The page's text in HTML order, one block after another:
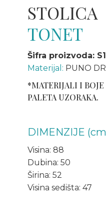
STOLICA
TONET
Šifra proizvoda:
Materijal: PUNO
*MATERIJALI I
PALETA UZORAKA.
DIMENZIJE
Visina: 88
Dubina: 50
Širina: 52
Visina sedišta: 47